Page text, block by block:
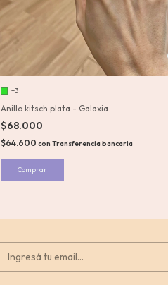
+3
Anillo kitsch plata - Galaxia
$68.000
$64.600 con Transferencia bancaria
Comprar